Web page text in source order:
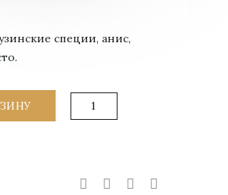
специи, анис,
Количество
товара